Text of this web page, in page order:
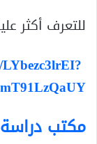
للتعرف أكثر
مكتب